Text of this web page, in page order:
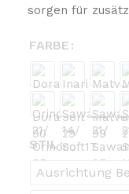
sorgen für
FARBE
STIL
Ausrichtung